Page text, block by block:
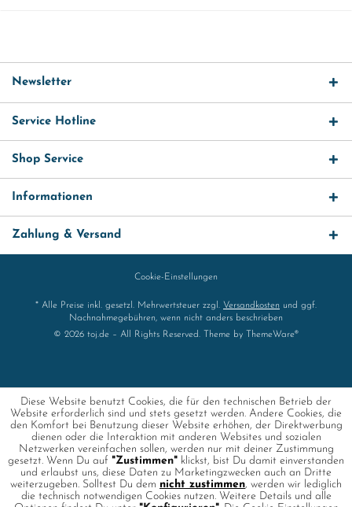
Newsletter
Service Hotline
Shop Service
Informationen
Zahlung & Versand
Cookie-Einstellungen
* Alle Preise inkl. gesetzl. Mehrwertsteuer zzgl. Versandkosten und ggf.
Nachnahmegebühren, wenn nicht anders beschrieben
© 2026 toj.de – All Rights Reserved. Theme by
ThemeWare®
Diese Website benutzt Cookies, die für den technischen Betrieb der
Website erforderlich sind und stets gesetzt werden. Andere Cookies, die
den Komfort bei Benutzung dieser Website erhöhen, der Direktwerbung
dienen oder die Interaktion mit anderen Websites und sozialen
Netzwerken vereinfachen sollen, werden nur mit deiner Zustimmung
gesetzt. Wenn Du auf "Zustimmen" klickst, bist Du damit einverstanden
und erlaubst uns, diese Daten zu Marketingzwecken auch an Dritte
weiterzugeben. Solltest Du dem nicht zustimmen, werden wir lediglich
die technisch notwendigen Cookies nutzen. Weitere Details und alle